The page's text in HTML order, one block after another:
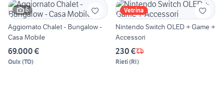
6
Aggiornato Chalet - Bungalow -
Casa Mobile
69.000 €
Oulx (TO)
Vetrina
Nintendo Switch OLED + Game +
Accessori
230 €
Rieti(RI)